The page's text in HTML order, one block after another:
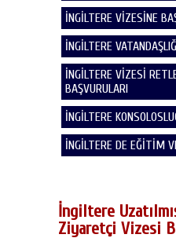
İNGİLTERE VİZESİNE
İNGİLTERE
İNGİLTERE VİZESİ
BAŞVURULARI
İNGİLTERE
İNGİLTERE DE EĞİTİM
İngiltere
Ziyaretçi Vizesi